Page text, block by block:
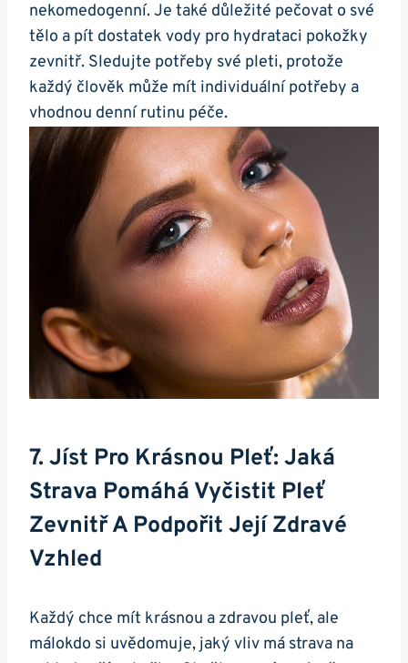
nekomedogenní. Je také důležité pečovat o‌ své
tělo ⁢a pít dostatek vody ⁤pro‌ hydrataci ‍pokožky
zevnitř. Sledujte potřeby své pleti, protože
⁤každý⁢ člověk může mít individuální potřeby ‌a
⁤vhodnou denní rutinu péče.
7. Jíst Pro ⁢krásnou Pleť: Jaká
Strava‍ Pomáhá Vyčistit Pleť
Zevnitř A Podpořit Její Zdravé
Vzhled
Každý chce mít​ krásnou a zdravou pleť, ale
‌málokdo si uvědomuje, jaký⁤ vliv má strava na